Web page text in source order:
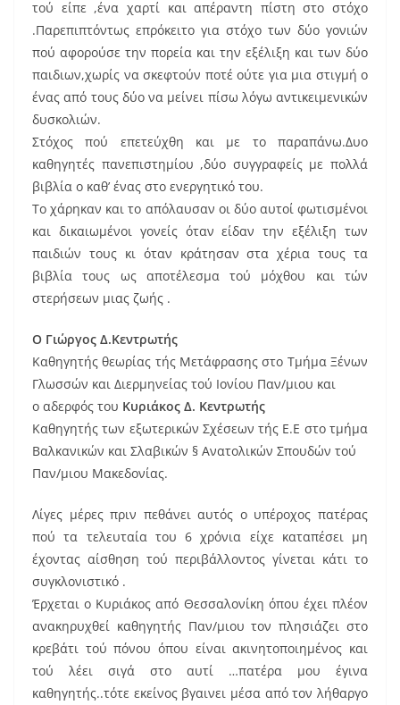
τού είπε ,ένα χαρτί και απέραντη πίστη στο στόχο
.Παρεπιπτόντως επρόκειτο για στόχο των δύο γονιών
πού αφορούσε την πορεία και την εξέλιξη και των δύο
παιδιων,χωρίς να σκεφτούν ποτέ ούτε για μια στιγμή ο
ένας από τους δύο να μείνει πίσω λόγω αντικειμενικών
δυσκολιών.
Στόχος πού επετεύχθη και με το παραπάνω.Δυο
καθηγητές πανεπιστημίου ,δύο συγγραφείς με πολλά
βιβλία ο καθ’ ένας στο ενεργητικό του.
Το χάρηκαν και το απόλαυσαν οι δύο αυτοί φωτισμένοι
και δικαιωμένοι γονείς όταν είδαν την εξέλιξη των
παιδιών τους κι όταν κράτησαν στα χέρια τους τα
βιβλία τους ως αποτέλεσμα τού μόχθου και τών
στερήσεων μιας ζωής .
Ο Γιώργος Δ.Κεντρωτής
Καθηγητής θεωρίας τής Μετάφρασης στο Τμήμα Ξένων
Γλωσσών και Διερμηνείας τού Ιονίου Παν/μιου και
ο αδερφός του Κυριάκος Δ. Κεντρωτής
Καθηγητής των εξωτερικών Σχέσεων τής Ε.Ε στο τμήμα
Βαλκανικών και Σλαβικών § Ανατολικών Σπουδών τού
Παν/μιου Μακεδονίας.
Λίγες μέρες πριν πεθάνει αυτός ο υπέροχος πατέρας
πού τα τελευταία του 6 χρόνια είχε καταπέσει μη
έχοντας αίσθηση τού περιβάλλοντος γίνεται κάτι το
συγκλονιστικό .
Έρχεται ο Κυριάκος από Θεσσαλονίκη όπου έχει πλέον
ανακηρυχθεί καθηγητής Παν/μιου τον πλησιάζει στο
κρεβάτι τού πόνου όπου είναι ακινητοποιημένος και
τού λέει σιγά στο αυτί …πατέρα μου έγινα
καθηγητής..τότε εκείνος βγαινει μέσα από τον λήθαργο